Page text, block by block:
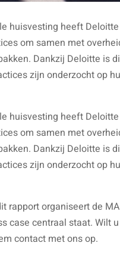
huisvesting heeft
om samen met
Dankzij Deloitte is
zijn onderzocht op
huisvesting heeft
om samen met
Dankzij Deloitte is
zijn onderzocht op
rapport organiseert de
case centraal staat. Wilt
contact met ons op.